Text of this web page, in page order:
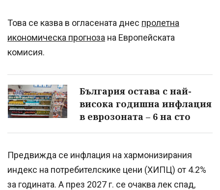
Това се казва в огласената днес пролетна
икономическа прогноза на Европейската
комисия.
България остава с най-
висока годишна инфлация
в еврозоната – 6 на сто
Предвижда се инфлация на хармонизирания
индекс на потребителскике цени (ХИПЦ) от 4.2%
за годината. А през 2027 г. се очаква лек спад,